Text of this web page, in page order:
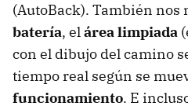
(AutoBack). También nos
batería, elárea limpiada
con el dibujo del camino
tiempo real según se
funcionamiento. E